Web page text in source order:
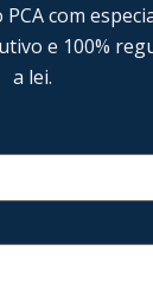
com
e 100%
a lei.